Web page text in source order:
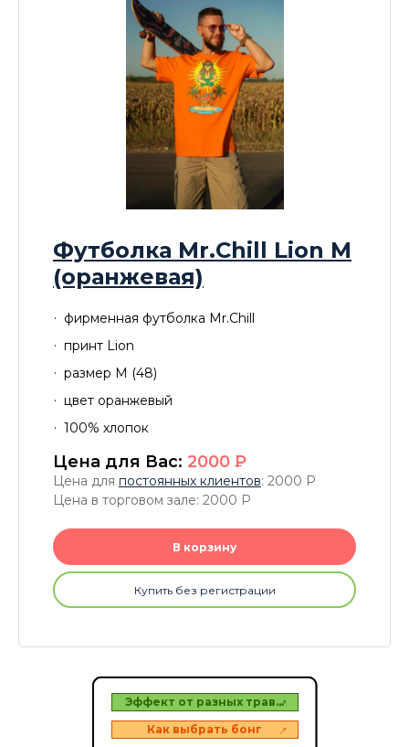
Футболка Mr.Chill Lion M
(оранжевая)
фирменная футболка Mr.Chill
принт Lion
размер М (48)
цвет оранжевый
100% хлопок
Цена для Вас: 2000 P
Цена для постоянных клиентов: 2000 P
Цена в торговом зале: 2000 P
В корзину
Купить без регистрации
Эффект от разных трав…
Как выбрать бонг